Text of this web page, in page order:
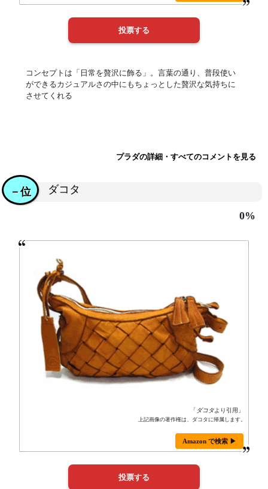
コンセプトは「日常を贅沢に飾る」。言葉の通り、普段使い
ができるカジュアルさの中にもちょっとした贅沢な気持ちに
させてくれる
プラダの詳細・すべてのコメントを見る
ダコタ
－位
0%
「 ダコタより引用」
上記画像の著作権は、ダコタに帰属します。
Amazon で検索 ▶